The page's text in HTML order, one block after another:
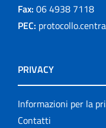
Fax: 06 4938 7118
PEC:
PRIVACY
Informazioni per la
Contatti